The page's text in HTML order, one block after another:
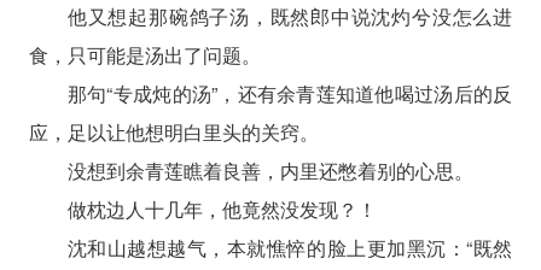
他又想起那碗鸽子汤，既然郎中说沈灼兮没怎么进
食，只可能是汤出了问题。
那句“专成炖的汤”，还有余青莲知道他喝过汤后的反
应，足以让他想明白里头的关窍。
没想到余青莲瞧着良善，内里还憋着别的心思。
做枕边人十几年，他竟然没发现？！
沈和山越想越气，本就憔悴的脸上更加黑沉：“既然